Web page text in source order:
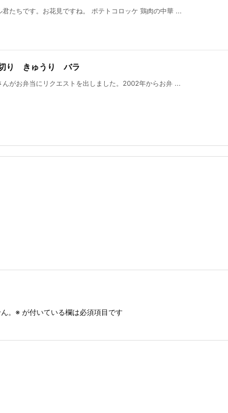
たちです。お花見ですね。 ポテトコロッケ 鶏肉の中華 ...
り きゅうり バラ
んがお弁当にリクエストを出しました。2002年からお弁 ...
。 ※ が付いている欄は必須項目です